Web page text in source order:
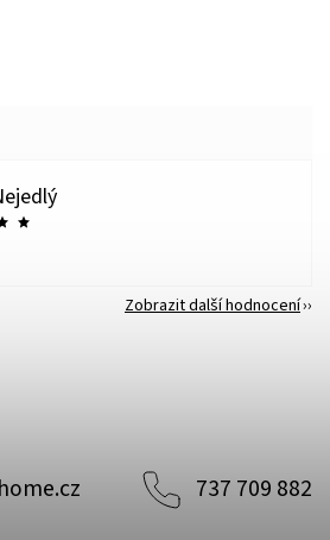
Zobrazit další hodnocení
737 709 882